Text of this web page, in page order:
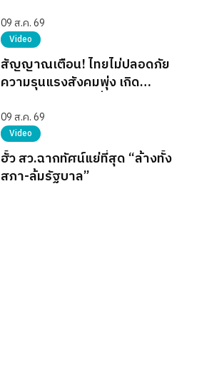
09 ส.ค. 69
Video
สัญญาณเตือน! ไทยไม่ปลอดภัย
ความรุนแรงสังคมพุ่ง เกิด
09 ส.ค. 69
Video
ฮั้ว สว.ฉากทัศน์แย่ที่สุด “ล้างทั้ง
สภา-ล้มรัฐบาล”